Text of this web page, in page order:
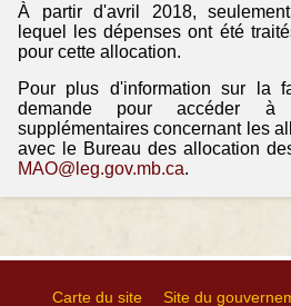
À partir d'avril 2018,
lequel les dépenses ont été
pour cette allocation.
Pour plus d'information sur la
demande pour accéder à
supplémentaires concernant les
avec le Bureau des allocation
MAO@leg.gov.mb.ca.
Carte du site Site du